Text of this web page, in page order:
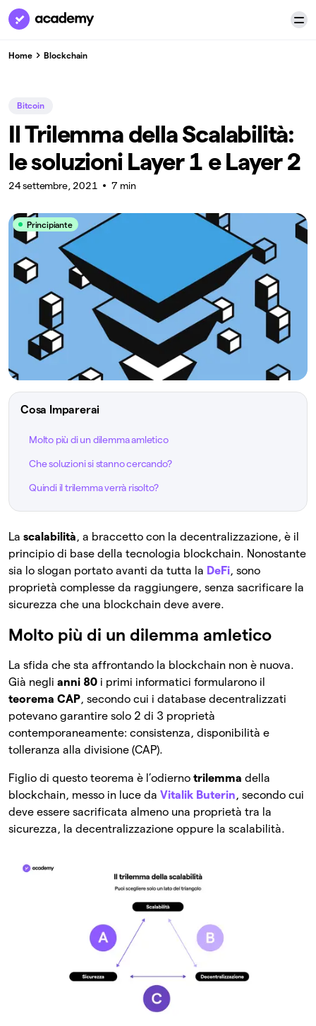
Home Blockchain
Bitcoin
Il Trilemma della Scalabilità:
le soluzioni Layer 1 e Layer 2
24 settembre, 2021 7 min
Principiante
Cosa Imparerai
Molto più di un dilemma amletico
Che soluzioni si stanno cercando?
Quindi il trilemma verrà risolto?
La scalabilità, a braccetto con la decentralizzazione, è il
principio di base della tecnologia blockchain. Nonostante
sia lo slogan portato avanti da tutta la DeFi, sono
proprietà complesse da raggiungere, senza sacrificare la
sicurezza che una blockchain deve avere.
Molto più di un dilemma amletico
La sfida che sta affrontando la blockchain non è nuova.
Già negli anni 80 i primi informatici formularono il
teorema CAP, secondo cui i database decentralizzati
potevano garantire solo 2 di 3 proprietà
contemporaneamente: consistenza, disponibilità e
tolleranza alla divisione (CAP).
Figlio di questo teorema è l’odierno trilemma della
blockchain, messo in luce da Vitalik Buterin, secondo cui
deve essere sacrificata almeno una proprietà tra la
sicurezza, la decentralizzazione oppure la scalabilità.